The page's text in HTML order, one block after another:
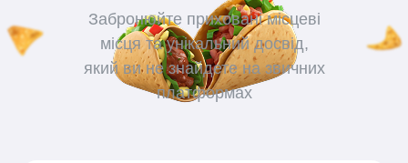
Забронюйте приховані місцеві
місця та унікальний досвід,
який ви не знайдете на звичних
платформах